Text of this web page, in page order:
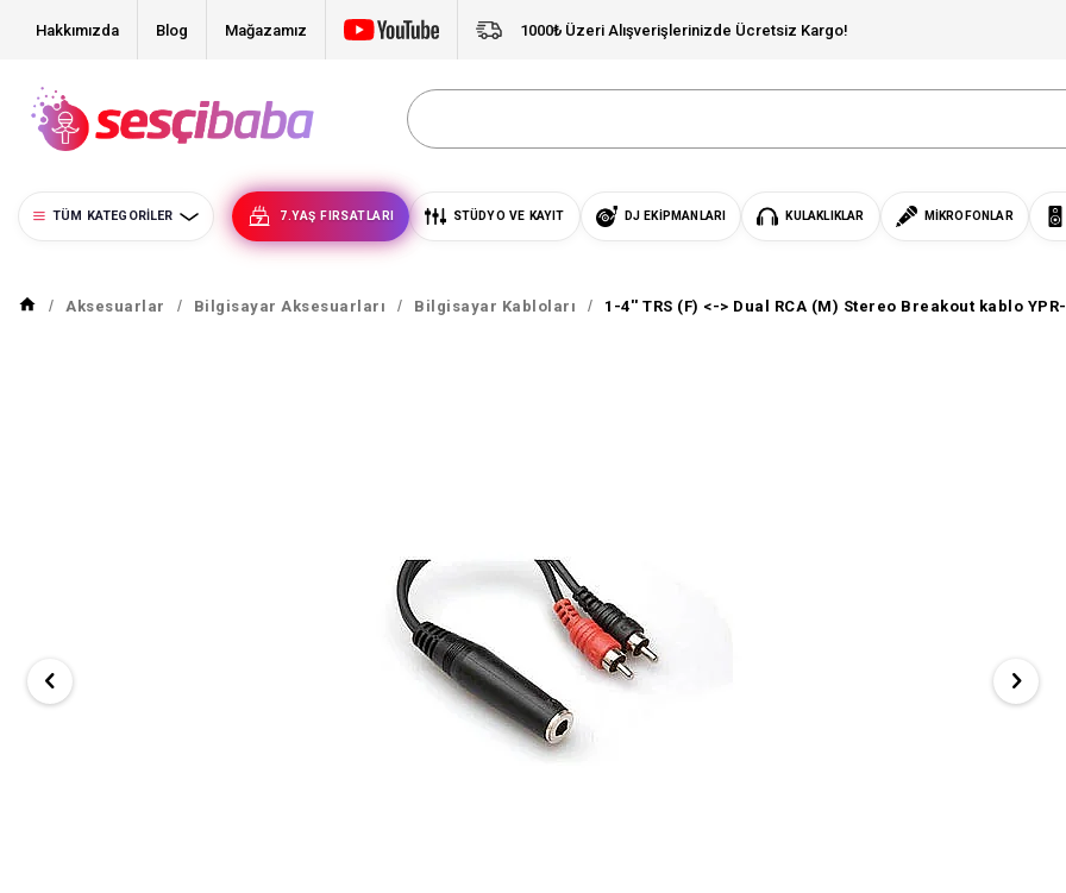
Hakkımızda Blog Mağazamız 1000₺ Üzeri Alışverişlerinizde Ücretsiz Kargo!
TÜM KATEGORILER 7.YAŞ FIRSATLARI STÜDYO VE KAYIT DJ EKIPMANLARI KULAKLIKLAR MIKROFONLAR
Aksesuarlar Bilgisayar Aksesuarları Bilgisayar Kabloları 1-4'' TRS (F) <-> Dual RCA (M) Stereo Breakout kablo